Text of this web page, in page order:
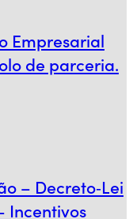
Empresarial
de parceria.
– Decreto‑Lei
Incentivos